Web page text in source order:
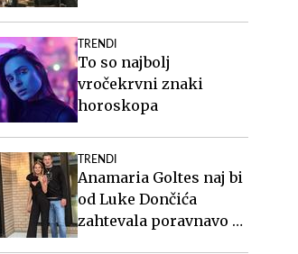
TRENDI
To so najbolj
vročekrvni znaki
horoskopa
TRENDI
Anamaria Goltes naj bi
od Luke Dončića
zahtevala poravnavo v